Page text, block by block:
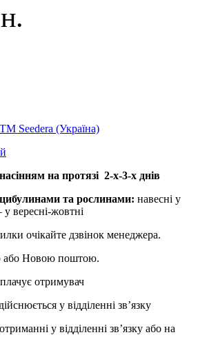
ТМ Seedera (Україна)
на протязі 2-х-3-х днів
та рослинами: навесні у
у вересні-жовтні
очікайте дзвінок менеджера.
Новою поштою.
отримувач
у відділенні зв’язку
у відділенні зв’язку або на